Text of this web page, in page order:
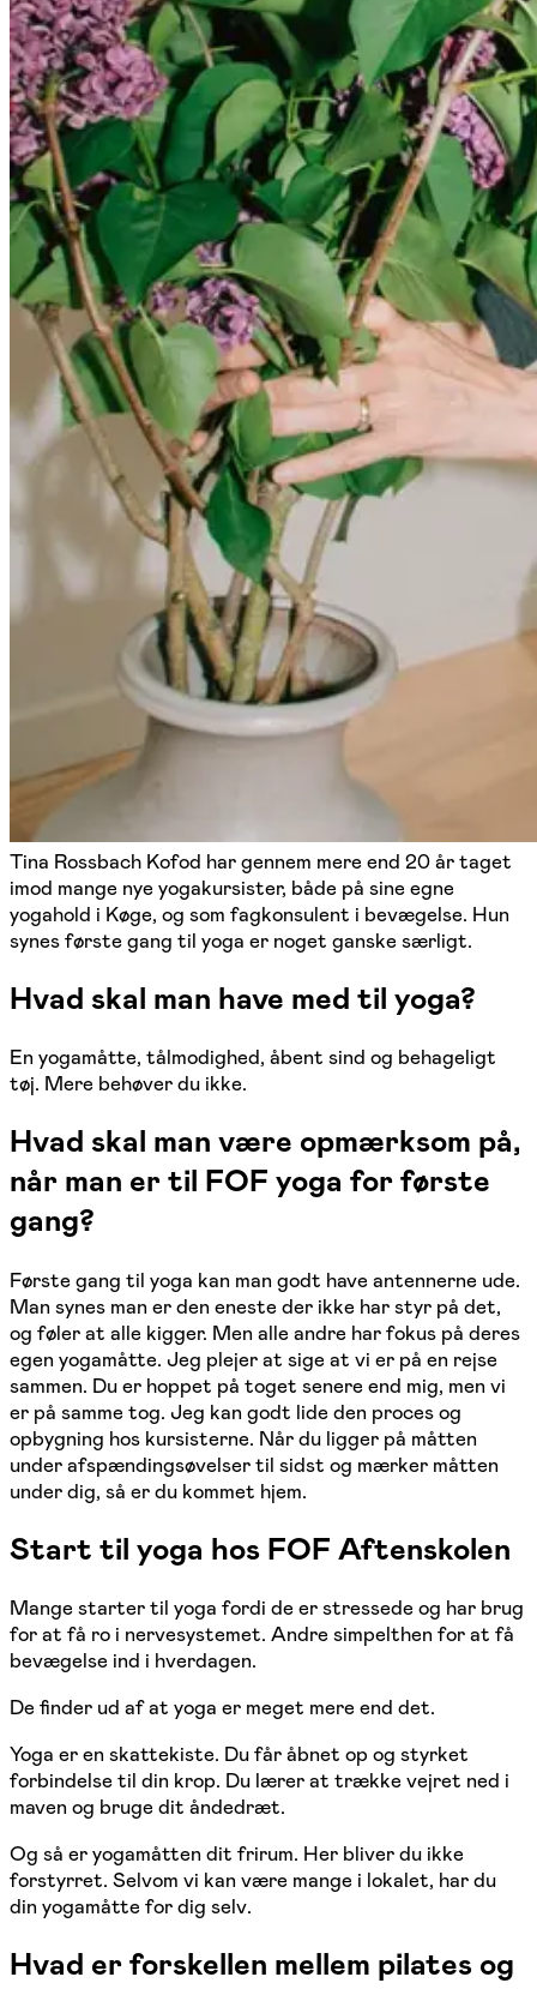
Tina Rossbach Kofod har gennem mere end 20 år taget
imod mange nye yogakursister, både på sine egne
yogahold i Køge, og som fagkonsulent i bevægelse. Hun
synes første gang til yoga er noget ganske særligt.
Hvad skal man have med til yoga?
En yogamåtte, tålmodighed, åbent sind og behageligt
tøj. Mere behøver du ikke.
Hvad skal man være opmærksom på,
når man er til FOF yoga for første
gang?
Første gang til yoga kan man godt have antennerne ude.
Man synes man er den eneste der ikke har styr på det,
og føler at alle kigger. Men alle andre har fokus på deres
egen yogamåtte. Jeg plejer at sige at vi er på en rejse
sammen. Du er hoppet på toget senere end mig, men vi
er på samme tog. Jeg kan godt lide den proces og
opbygning hos kursisterne. Når du ligger på måtten
under afspændingsøvelser til sidst og mærker måtten
under dig, så er du kommet hjem.
Start til yoga hos FOF Aftenskolen
Mange starter til yoga fordi de er stressede og har brug
for at få ro i nervesystemet. Andre simpelthen for at få
bevægelse ind i hverdagen.
De finder ud af at yoga er meget mere end det.
Yoga er en skattekiste. Du får åbnet op og styrket
forbindelse til din krop. Du lærer at trække vejret ned i
maven og bruge dit åndedræt.
Og så er yogamåtten dit frirum. Her bliver du ikke
forstyrret. Selvom vi kan være mange i lokalet, har du
din yogamåtte for dig selv.
Hvad er forskellen mellem pilates og